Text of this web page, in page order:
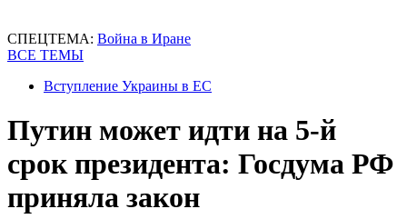
СПЕЦТЕМА: Война в Иране
ВСЕ ТЕМЫ
Вступление Украины в ЕС
Путин может идти на 5-й
срок президента: Госдума РФ
приняла закон